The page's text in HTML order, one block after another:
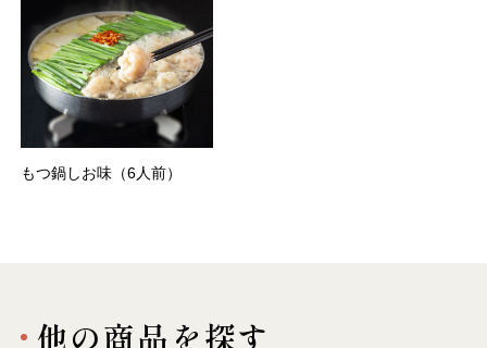
もつ鍋しお味（6人前）
他の商品を探す